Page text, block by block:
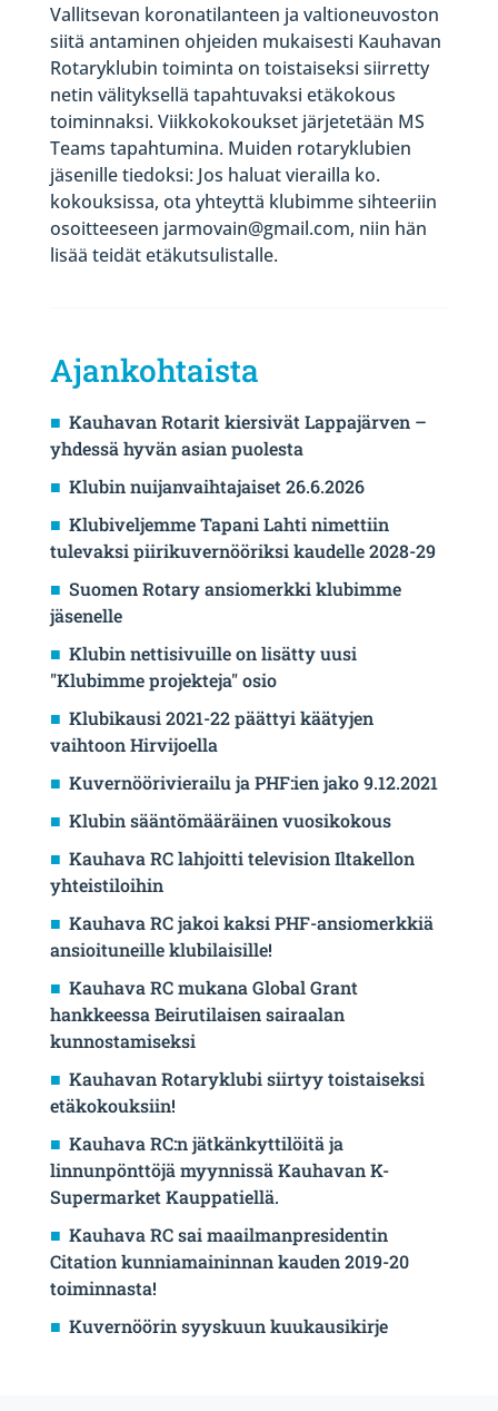
Vallitsevan koronatilanteen ja valtioneuvoston
siitä antaminen ohjeiden mukaisesti Kauhavan
Rotaryklubin toiminta on toistaiseksi siirretty
netin välityksellä tapahtuvaksi etäkokous
toiminnaksi. Viikkokokoukset järjetetään MS
Teams tapahtumina. Muiden rotaryklubien
jäsenille tiedoksi: Jos haluat vierailla ko.
kokouksissa, ota yhteyttä klubimme sihteeriin
osoitteeseen jarmovain@gmail.com, niin hän
lisää teidät etäkutsulistalle.
Ajankohtaista
Kauhavan Rotarit kiersivät Lappajärven –
yhdessä hyvän asian puolesta
Klubin nuijanvaihtajaiset 26.6.2026
Klubiveljemme Tapani Lahti nimettiin
tulevaksi piirikuvernööriksi kaudelle 2028-29
Suomen Rotary ansiomerkki klubimme
jäsenelle
Klubin nettisivuille on lisätty uusi
"Klubimme projekteja" osio
Klubikausi 2021-22 päättyi käätyjen
vaihtoon Hirvijoella
Kuvernöörivierailu ja PHF:ien jako 9.12.2021
Klubin sääntömääräinen vuosikokous
Kauhava RC lahjoitti television Iltakellon
yhteistiloihin
Kauhava RC jakoi kaksi PHF-ansiomerkkiä
ansioituneille klubilaisille!
Kauhava RC mukana Global Grant
hankkeessa Beirutilaisen sairaalan
kunnostamiseksi
Kauhavan Rotaryklubi siirtyy toistaiseksi
etäkokouksiin!
Kauhava RC:n jätkänkyttilöitä ja
linnunpönttöjä myynnissä Kauhavan K-
Supermarket Kauppatiellä.
Kauhava RC sai maailmanpresidentin
Citation kunniamaininnan kauden 2019-20
toiminnasta!
Kuvernöörin syyskuun kuukausikirje